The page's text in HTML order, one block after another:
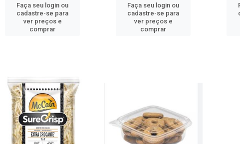
Faça seu login ou
cadastre-se para
ver preços e
comprar
Faça seu login ou
cadastre-se para
ver preços e
comprar